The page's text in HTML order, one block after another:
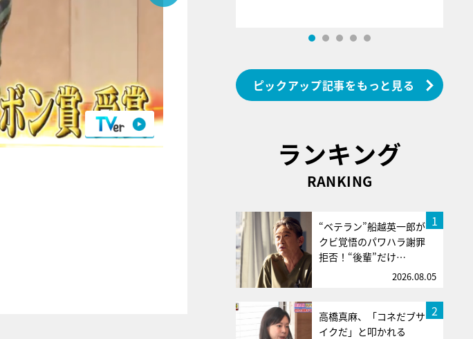
ピックアップ記事をもっと見る
ランキング
RANKING
1
“ベテラン”船越英一郎が
クビ覚悟のパワハラ謝罪
拒否！“後輩”だけ…
2026.08.05
2
高橋真麻、「コネだブサ
イクだ」と叩かれる